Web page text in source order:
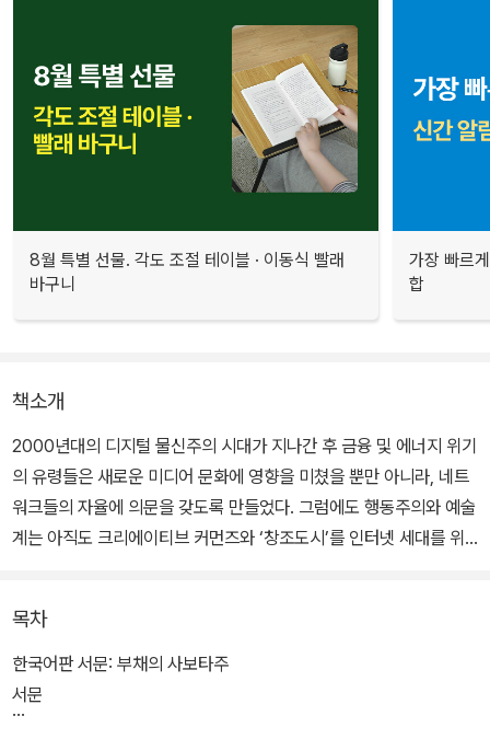
8월 특별 선물. 각도 조절 테이블 · 이동식 빨래
바구니
가장 빠르
합
책소개
2000년대의 디지털 물신주의 시대가 지나간 후 금융 및 에너지 위기
의 유령들은 새로운 미디어 문화에 영향을 미쳤을 뿐만 아니라, 네트
워크들의 자율에 의문을 갖도록 만들었다. 그럼에도 행동주의와 예술
계는 아직도 크리에이티브 커먼즈와 ‘창조도시’를 인터넷 세대를 위
맛떼오 파스퀴넬리는 공유지의 동물혼의 본질을 드러내면서 자유문
화의 이면에서 작동하고 있는 핵심적인 사회 갈등과 사업 모델 들을
확인한다. 파일공유 네트워크들에 침투해 있는 기업 기생체, 베를린
과 같은 ‘창조도시들’에서 벌어진 젠트리피케이션의 히드라, 포르노
목차
한국어판 서문: 부채의 사보타주
서문